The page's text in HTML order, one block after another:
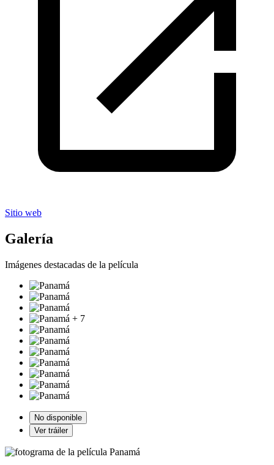
Sitio web
Galería
Imágenes destacadas de la película
+ 7
No disponible
Ver tráiler